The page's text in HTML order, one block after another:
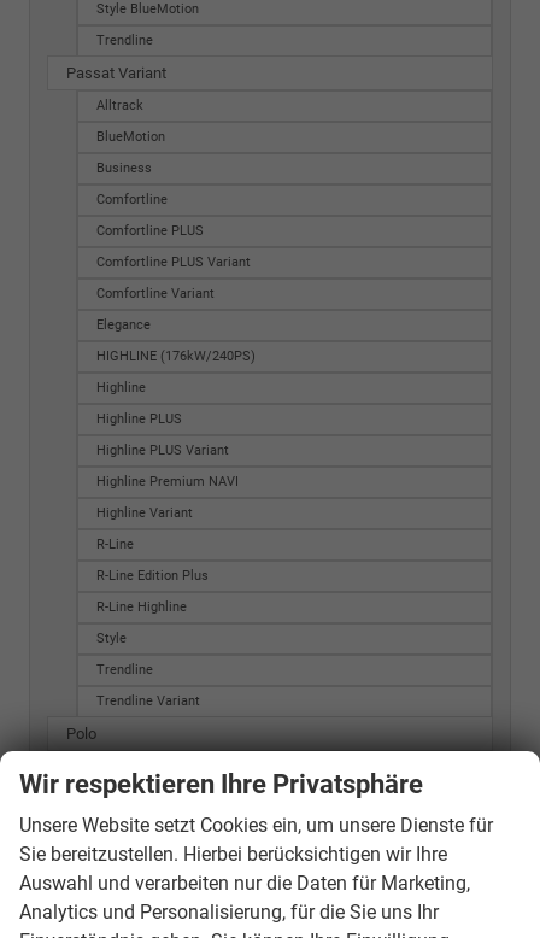
Style BlueMotion
Trendline
Passat Variant
Alltrack
BlueMotion
Business
Comfortline
Comfortline PLUS
Comfortline PLUS Variant
Comfortline Variant
Elegance
HIGHLINE (176kW/240PS)
Highline
Highline PLUS
Highline PLUS Variant
Highline Premium NAVI
Highline Variant
R-Line
R-Line Edition Plus
R-Line Highline
Style
Trendline
Trendline Variant
Polo
Base
BlueGT
BlueGT Edition
BlueMotion Edition
BlueMotion Edition 3-Türig
Wir respektieren Ihre Privatsphäre
Unsere Website setzt Cookies ein, um unsere Dienste für
Sie bereitzustellen. Hierbei berücksichtigen wir Ihre
Auswahl und verarbeiten nur die Daten für Marketing,
Analytics und Personalisierung, für die Sie uns Ihr